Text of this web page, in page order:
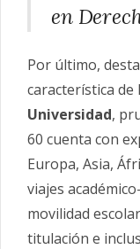
en
Por último,
característica de
Universidad,
60 cuenta con
Europa, Asia,
viajes
movilidad
titulación e